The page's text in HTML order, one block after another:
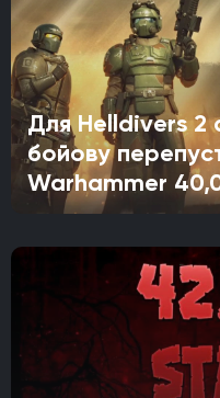
Для Helldivers 2
бойову
Warhammer